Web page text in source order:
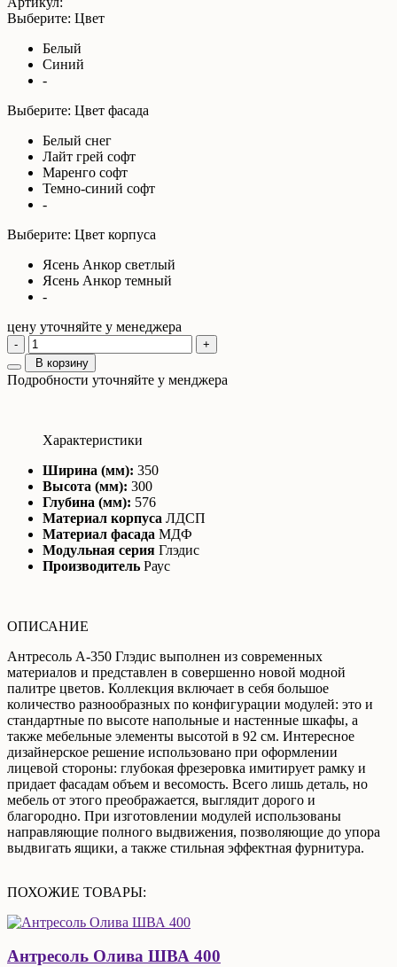
Выберите: Цвет
Белый
Синий
-
Выберите: Цвет фасада
Белый снег
Лайт грей софт
Маренго софт
Темно-синий софт
-
Выберите: Цвет корпуса
Ясень Анкор светлый
Ясень Анкор темный
-
цену уточняйте у менеджера
-
+
В корзину
Подробности уточняйте у менджера
Характеристики
Ширина (мм): 350
Высота (мм): 300
Глубина (мм): 576
Материал корпуса ЛДСП
Материал фасада МДФ
Модульная серия Глэдис
Производитель Раус
ОПИСАНИЕ
Антресоль А-350 Глэдис выполнен из современных
материалов и представлен в совершенно новой модной
палитре цветов. Коллекция включает в себя большое
количество разнообразных по конфигурации модулей: это и
стандартные по высоте напольные и настенные шкафы, а
также мебельные элементы высотой в 92 см. Интересное
дизайнерское решение использовано при оформлении
лицевой стороны: глубокая фрезеровка имитирует рамку и
придает фасадам объем и весомость. Всего лишь деталь, но
мебель от этого преображается, выглядит дорого и
благородно. При изготовлении модулей использованы
направляющие полного выдвижения, позволяющие до упора
выдвигать ящики, а также стильная эффектная фурнитура.
ПОХОЖИЕ ТОВАРЫ:
Антресоль Олива ШВА 400